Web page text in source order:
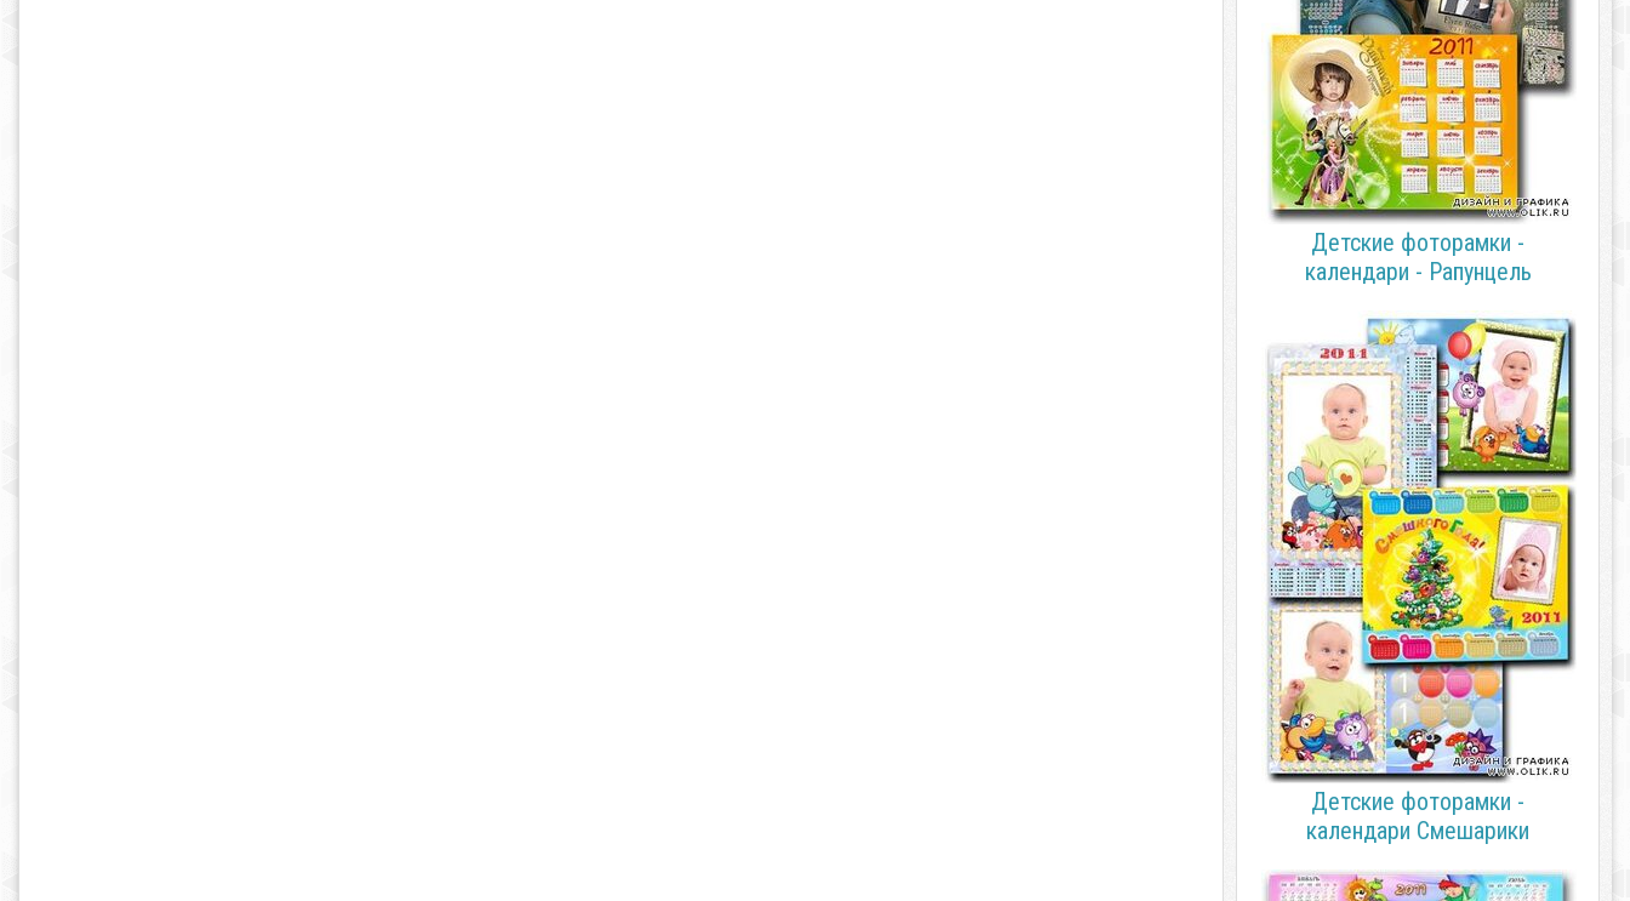
Детские фоторамки -
календари - Рапунцель
Детские фоторамки -
календари Смешарики